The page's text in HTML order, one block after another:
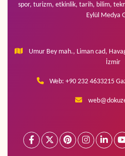
spor, turizm, etkinlik, tarih, bilim,
Eylül Medya
Umur Bey mah., Liman cad,
İzmir
Web: +90 232 4633215